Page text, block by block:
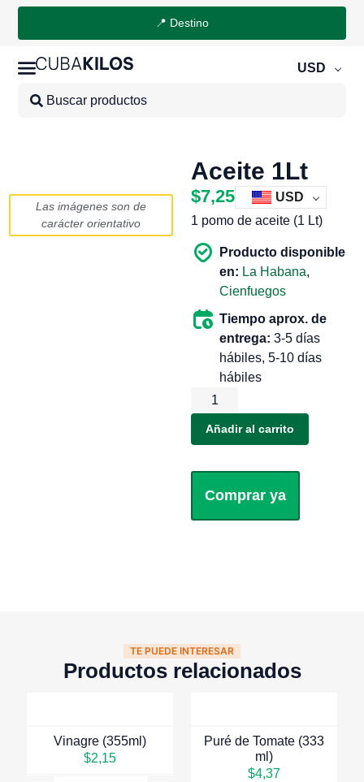
📍 Destino
USD
Las imágenes son de
carácter orientativo
Aceite 1Lt
$7,25
USD
1 pomo de aceite (1 Lt)
Producto disponible
en: La Habana,
Cienfuegos
Tiempo aprox. de
entrega:3-5 días
hábiles, 5-10 días
hábiles
Añadir al carrito
Comprar ya
TE PUEDE INTERESAR
Productos relacionados
Vinagre (355ml)
$2,15
Puré de Tomate (333
ml)
$4,37